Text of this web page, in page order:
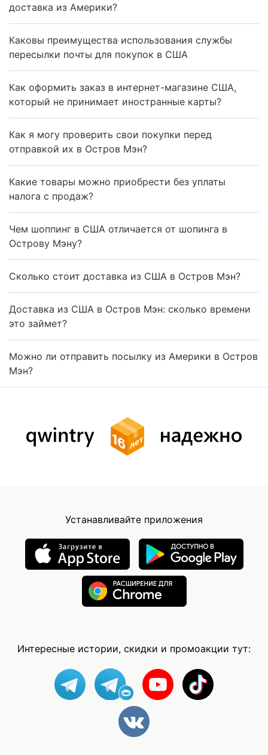
доставка из Америки?
Каковы преимущества использования службы
пересылки почты для покупок в США
Как оформить заказ в интернет-магазине США,
который не принимает иностранные карты?
Как я могу проверить свои покупки перед
отправкой их в Остров Мэн?
Какие товары можно приобрести без уплаты
налога с продаж?
Чем шоппинг в США отличается от шопинга в
Острову Мэну?
Сколько стоит доставка из США в Остров Мэн?
Доставка из США в Остров Мэн: сколько времени
это займет?
Можно ли отправить посылку из Америки в Остров
Мэн?
Устанавливайте приложения
Интересные истории, скидки и промоакции тут: